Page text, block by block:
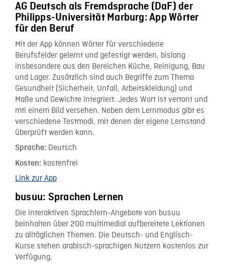
AG Deutsch als Fremdsprache (DaF) der
Philipps-Universität Marburg: App Wörter
für den Beruf
Mit der App können Wörter für verschiedene
Berufsfelder gelernt und gefestigt werden, bislang
insbesondere aus den Bereichen Küche, Reinigung, Bau
und Lager. Zusätzlich sind auch Begriffe zum Thema
Gesundheit (Sicherheit, Unfall, Arbeitskleidung) und
Maße und Gewichte integriert. Jedes Wort ist vertont und
mti einem Bild versehen. Neben dem Lernmodus gibt es
verschiedene Testmodi, mit denen der eigene Lernstand
überprüft werden kann.
Sprache: Deutsch
Kosten: kostenfrei
Link zur App
busuu: Sprachen Lernen
Die interaktiven Sprachlern-Angebote von busuu
beinhalten über 200 multimedial aufbereitete Lektionen
zu alltäglichen Themen. Die Deutsch- und Englisch-
Kurse stehen arabisch-sprachigen Nutzern kostenlos zur
Verfügung.